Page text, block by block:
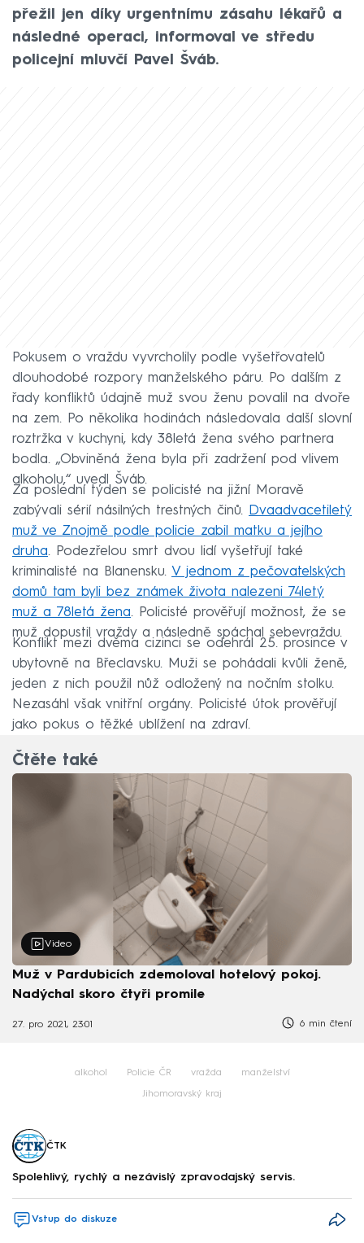
přežil jen díky urgentnímu zásahu lékařů a
následné operaci, informoval ve středu
policejní mluvčí Pavel Šváb.
Pokusem o vraždu vyvrcholily podle vyšetřovatelů
dlouhodobé rozpory manželského páru. Po dalším z
řady konfliktů údajně muž svou ženu povalil na dvoře
na zem. Po několika hodinách následovala další slovní
roztržka v kuchyni, kdy 38letá žena svého partnera
bodla. „Obviněná žena byla při zadržení pod vlivem
alkoholu,“ uvedl Šváb.
Za poslední týden se policisté na jižní Moravě
zabývali sérií násilných trestných činů. Dvaadvacetiletý
muž ve Znojmě podle policie zabil matku a jejího
druha. Podezřelou smrt dvou lidí vyšetřují také
kriminalisté na Blanensku. V jednom z pečovatelských
domů tam byli bez známek života nalezeni 74letý
muž a 78letá žena. Policisté prověřují možnost, že se
muž dopustil vraždy a následně spáchal sebevraždu.
Konflikt mezi dvěma cizinci se odehrál 25. prosince v
ubytovně na Břeclavsku. Muži se pohádali kvůli ženě,
jeden z nich použil nůž odložený na nočním stolku.
Nezasáhl však vnitřní orgány. Policisté útok prověřují
jako pokus o těžké ublížení na zdraví.
Čtěte také
Video
Muž v Pardubicích zdemoloval hotelový pokoj.
Nadýchal skoro čtyři promile
27. pro 2021, 23:01 6 min čtení
alkohol Policie ČR vražda manželství
Jihomoravský kraj
ČTK
Spolehlivý, rychlý a nezávislý zpravodajský servis.
Vstup do diskuze